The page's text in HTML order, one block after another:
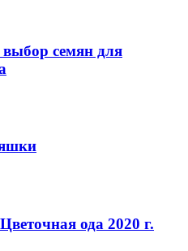
семян для
ода 2020 г.